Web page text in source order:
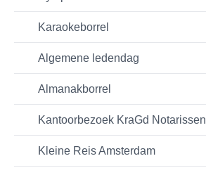
Karaokeborrel
Algemene ledendag
Almanakborrel
Kantoorbezoek KraGd Notarissen
Kleine Reis Amsterdam